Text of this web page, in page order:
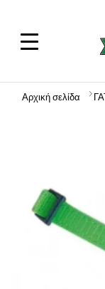
Αρχική σελίδα